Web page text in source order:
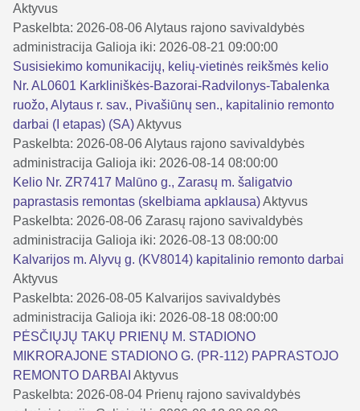
Aktyvus
Paskelbta: 2026-08-06Alytaus rajono savivaldybės
administracija Galioja iki: 2026-08-21 09:00:00
Susisiekimo komunikacijų, kelių-vietinės reikšmės kelio
Nr. AL0601 Karkliniškės-Bazorai-Radvilonys-Tabalenka
ruožo, Alytaus r. sav., Pivašiūnų sen., kapitalinio remonto
darbai (I etapas) (SA)Aktyvus
Paskelbta: 2026-08-06Alytaus rajono savivaldybės
administracija Galioja iki: 2026-08-14 08:00:00
Kelio Nr. ZR7417 Malūno g., Zarasų m. šaligatvio
paprastasis remontas (skelbiama apklausa)Aktyvus
Paskelbta: 2026-08-06 Zarasų rajono savivaldybės
administracija Galioja iki: 2026-08-13 08:00:00
Kalvarijos m. Alyvų g. (KV8014) kapitalinio remonto darbai
Aktyvus
Paskelbta: 2026-08-05 Kalvarijos savivaldybės
administracija Galioja iki: 2026-08-18 08:00:00
PĖSČIŲJŲ TAKŲ PRIENŲ M. STADIONO
MIKRORAJONE STADIONO G. (PR-112) PAPRASTOJO
REMONTO DARBAI Aktyvus
Paskelbta: 2026-08-04 Prienų rajono savivaldybės